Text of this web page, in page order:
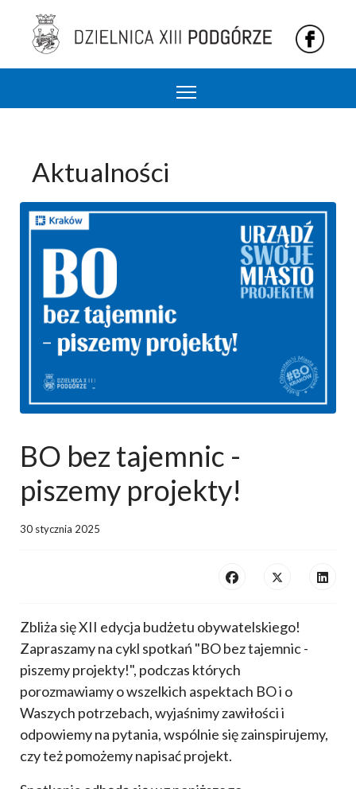
Podgórze 13 dzielnica Krakowa
Aktualności
BO bez tajemnic -
piszemy projekty!
30 stycznia 2025
Zbliża się XII edycja budżetu obywatelskiego!
Zapraszamy na cykl spotkań "BO bez tajemnic -
piszemy projekty!", podczas których
porozmawiamy o wszelkich aspektach BO i o
Waszych potrzebach, wyjaśnimy zawiłości i
odpowiemy na pytania, wspólnie się zainspirujemy,
czy też pomożemy napisać projekt.